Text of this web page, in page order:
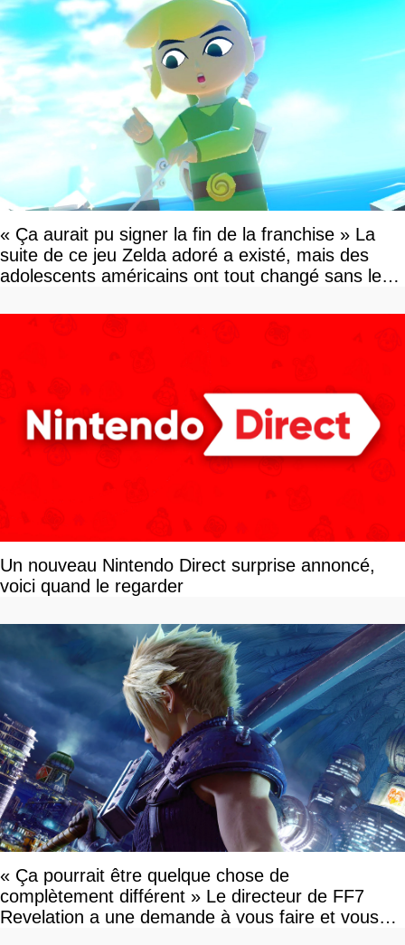
« Ça aurait pu signer la fin de la franchise » La
suite de ce jeu Zelda adoré a existé, mais des
adolescents américains ont tout changé sans le
Un nouveau Nintendo Direct surprise annoncé,
voici quand le regarder
« Ça pourrait être quelque chose de
complètement différent » Le directeur de FF7
Revelation a une demande à vous faire et vous